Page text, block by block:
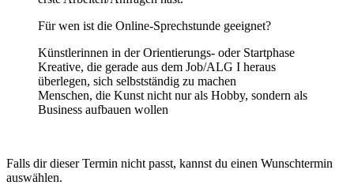
Für wen ist die Online-Sprechstunde geeignet?
Künstlerinnen in der Orientierungs- oder Startphase
Kreative, die gerade aus dem Job/ALG I heraus
überlegen, sich selbstständig zu machen
Menschen, die Kunst nicht nur als Hobby, sondern als
Business aufbauen wollen
Falls dir dieser Termin nicht passt, kannst du einen Wunschtermin
auswählen.